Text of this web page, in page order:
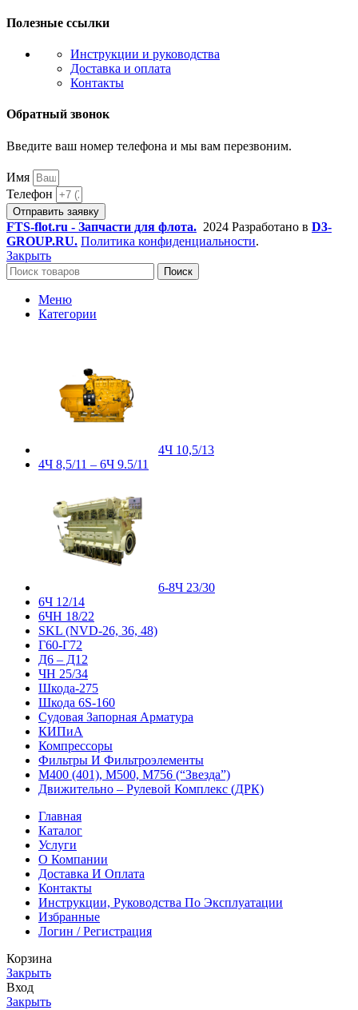
Полезные ссылки
Инструкции и руководства
Доставка и оплата
Контакты
Обратный звонок
Введите ваш номер телефона и мы вам перезвоним.
Имя
Телефон
Отправить заявку
FTS-flot.ru - Запчасти для флота. 2024 Разработано в D3-
GROUP.RU. Политика конфиденциальности.
Закрыть
Поиск
Меню
Категории
4Ч 10,5/13
4Ч 8,5/11 – 6Ч 9.5/11
6-8Ч 23/30
6Ч 12/14
6ЧН 18/22
SKL (NVD-26, 36, 48)
Г60-Г72
Д6 – Д12
ЧН 25/34
Шкода-275
Шкода 6S-160
Судовая Запорная Арматура
КИПиА
Компрессоры
Фильтры И Фильтроэлементы
М400 (401), М500, М756 (“Звезда”)
Движительно – Рулевой Комплекс (ДРК)
Главная
Каталог
Услуги
О Компании
Доставка И Оплата
Контакты
Инструкции, Руководства По Эксплуатации
Избранные
Логин / Регистрация
Корзина
Закрыть
Вход
Закрыть